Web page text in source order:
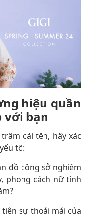
hiệu quần
với bạn
cái tên, hãy xác
tố:
đồ công sở nghiêm
phong cách nữ tính
tiên sự thoải mái của